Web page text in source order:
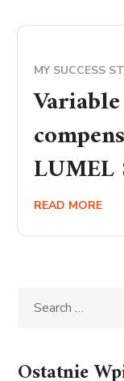
MY SUCCESS
LUMEL
READ MORE
Ostatnie